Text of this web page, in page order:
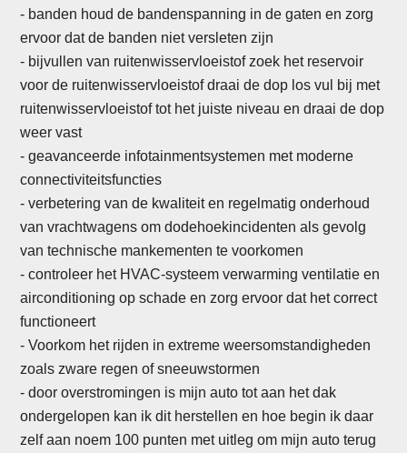
- banden houd de bandenspanning in de gaten en zorg
ervoor dat de banden niet versleten zijn
- bijvullen van ruitenwisservloeistof zoek het reservoir
voor de ruitenwisservloeistof draai de dop los vul bij met
ruitenwisservloeistof tot het juiste niveau en draai de dop
weer vast
- geavanceerde infotainmentsystemen met moderne
connectiviteitsfuncties
- verbetering van de kwaliteit en regelmatig onderhoud
van vrachtwagens om dodehoekincidenten als gevolg
van technische mankementen te voorkomen
- controleer het HVAC-systeem verwarming ventilatie en
airconditioning op schade en zorg ervoor dat het correct
functioneert
-Voorkom het rijden in extreme weersomstandigheden
zoals zware regen of sneeuwstormen
- door overstromingen is mijn auto tot aan het dak
ondergelopen kan ik dit herstellen en hoe begin ik daar
zelf aan noem 100 punten met uitleg om mijn auto terug